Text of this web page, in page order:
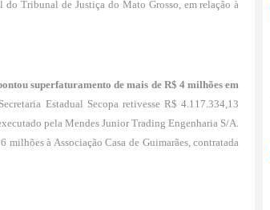
Tribunal de Justiça do Mato Grosso, em relação à
superfaturamento de mais de R$ 4 milhões em
Estadual Secopa retivesse R$ 4.117.334,13
pela Mendes Junior Trading Engenharia S/A.
à Associação Casa de Guimarães, contratada